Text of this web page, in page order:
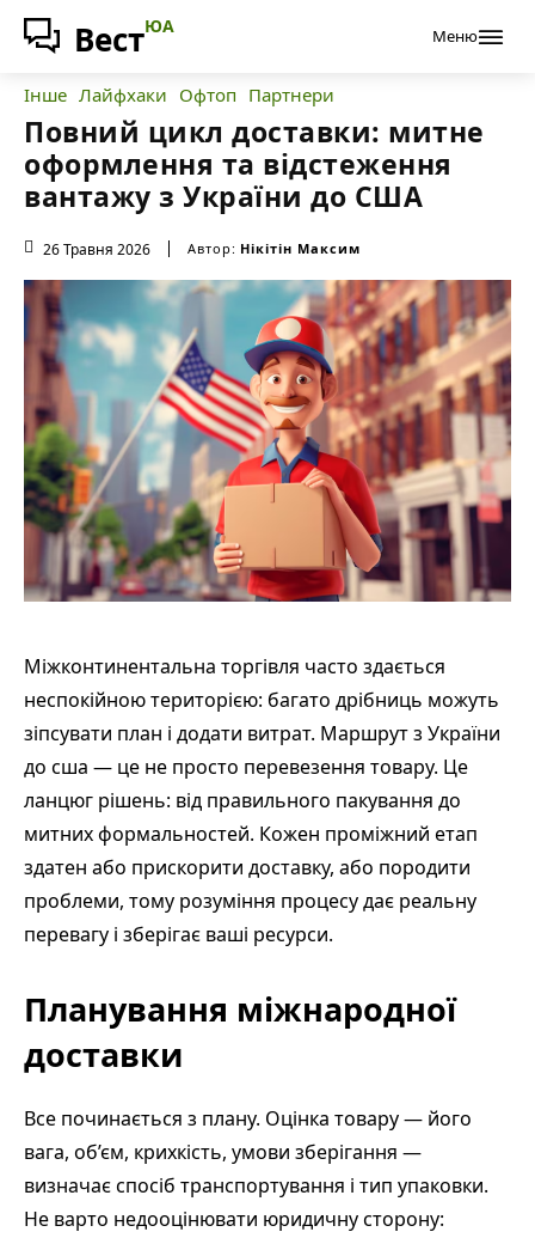
ВестЮА Меню
Інше Лайфхаки Офтоп Партнери
Повний цикл доставки: митне
оформлення та відстеження
вантажу з України до США
26 Травня 2026 Автор: Нікітін Максим
Міжконтинентальна торгівля часто здається
неспокійною територією: багато дрібниць можуть
зіпсувати план і додати витрат. Маршрут з України
до сша — це не просто перевезення товару. Це
ланцюг рішень: від правильного пакування до
митних формальностей. Кожен проміжний етап
здатен або прискорити доставку, або породити
проблеми, тому розуміння процесу дає реальну
перевагу і зберігає ваші ресурси.
Планування міжнародної
доставки
Все починається з плану. Оцінка товару — його
вага, об’єм, крихкість, умови зберігання —
визначає спосіб транспортування і тип упаковки.
Не варто недооцінювати юридичну сторону: